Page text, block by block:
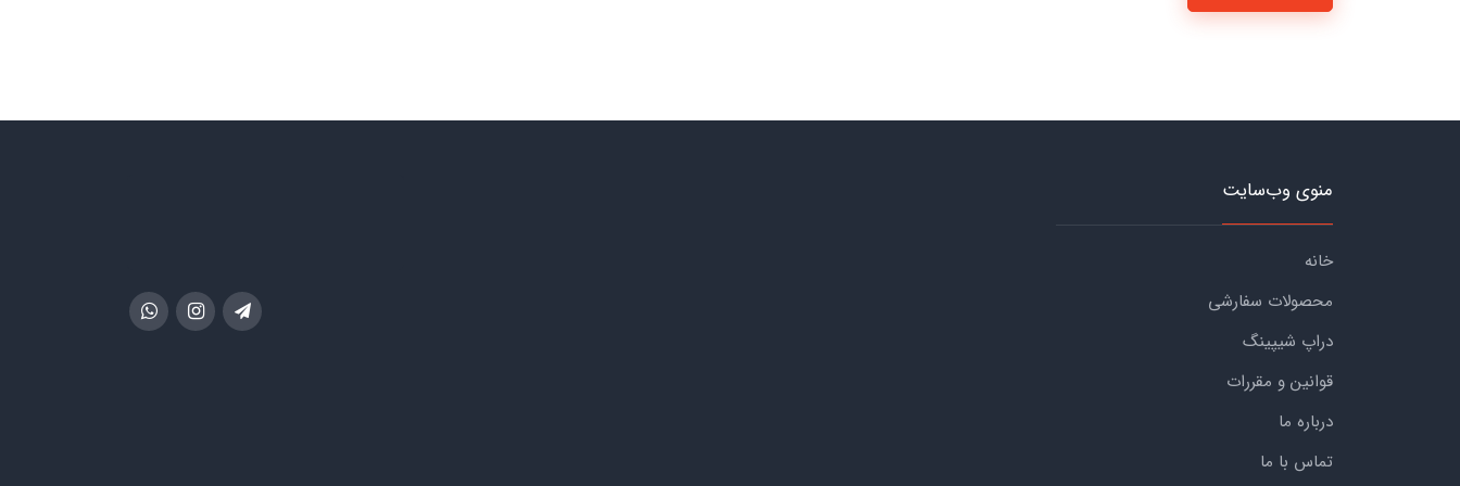
منوی وب‌سایت
خانه
محصولات سفارشی
دراپ شیپینگ
قوانین و مقررات
درباره ما
تماس با ما